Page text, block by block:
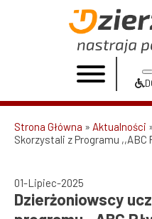
Dzierżoniowscy
uczniowie
skorzystali
z
programu
Pływania”
Ścieżka
Strona Główna Aktualności
Skorzystali z Programu ,,ABC
01-Lipiec-2025
Dzierżoniowscy